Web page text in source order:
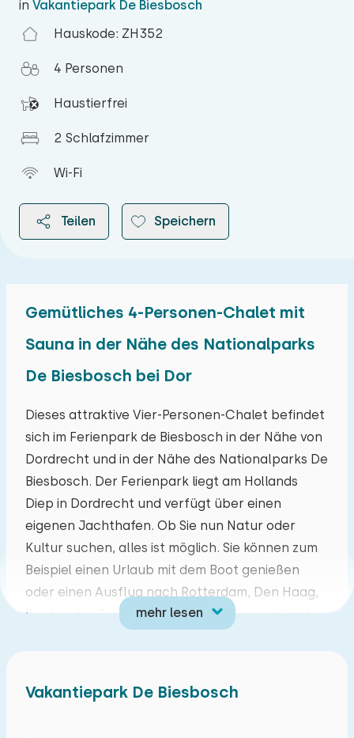
in Vakantiepark De Biesbosch
Hauskode: ZH352
4 Personen
Haustierfrei
2 Schlafzimmer
Wi-Fi
Teilen Speichern
Gemütliches 4-Personen-Chalet mit
Sauna in der Nähe des Nationalparks
De Biesbosch bei Dor
Dieses attraktive Vier-Personen-Chalet befindet
sich im Ferienpark de Biesbosch in der Nähe von
Dordrecht und in der Nähe des Nationalparks De
Biesbosch. Der Ferienpark liegt am Hollands
Diep in Dordrecht und verfügt über einen
eigenen Jachthafen. Ob Sie nun Natur oder
Kultur suchen, alles ist möglich. Sie können zum
Beispiel einen Urlaub mit dem Boot genießen
oder einen Ausflug nach Rotterdam, Den Haag,
Breda oder Zeeland machen. Die Gegend lässt
Golf spielen, und für die Liebhaber des
mehr lesen
August 2026
Mo Di Mi Do Fr Sa So
27 28 29 30 31 01 02
03 04 05 06 07 08 09
10 11 12 13 14 15
17 18 19 20 21 22 23
Vakantiepark De Biesbosch